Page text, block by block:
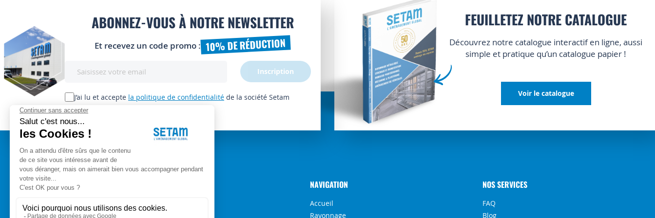
ABONNEZ-VOUS À NOTRE NEWSLETTER
Et recevez un code promo : 10% DE RÉDUCTION
lettre
d’information
:
J’ai lu et accepte la politique de confidentialité de la société Setam
Inscription
FEUILLETEZ NOTRE CATALOGUE
Découvrez notre catalogue interactif en ligne, aussi
simple et pratique qu’un catalogue papier !
Voir le catalogue
Setam Siège Social
153, rue de L'Arve
Qui sommes-nous ?
NAVIGATION
Accueil
Rayonnage
NOS SERVICES
FAQ
Blog